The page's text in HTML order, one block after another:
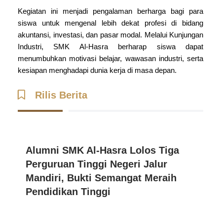
Kegiatan ini menjadi pengalaman berharga bagi para
siswa untuk mengenal lebih dekat profesi di bidang
akuntansi, investasi, dan pasar modal. Melalui Kunjungan
Industri, SMK Al-Hasra berharap siswa dapat
menumbuhkan motivasi belajar, wawasan industri, serta
kesiapan menghadapi dunia kerja di masa depan.
Rilis Berita
Alumni SMK Al-Hasra Lolos Tiga
Perguruan Tinggi Negeri Jalur
Mandiri, Bukti Semangat Meraih
Pendidikan Tinggi